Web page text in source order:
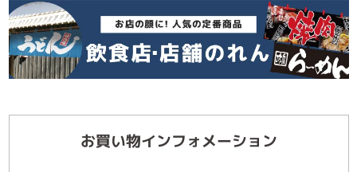
お買い物インフォメーション